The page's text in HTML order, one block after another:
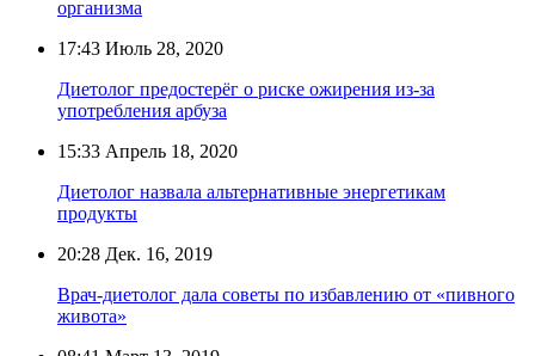
организма
17:43 Июль 28, 2020
Диетолог предостерёг о риске ожирения из-за
употребления арбуза
15:33 Апрель 18, 2020
Диетолог назвала альтернативные энергетикам
продукты
20:28 Дек. 16, 2019
Врач-диетолог дала советы по избавлению от «пивного
живота»